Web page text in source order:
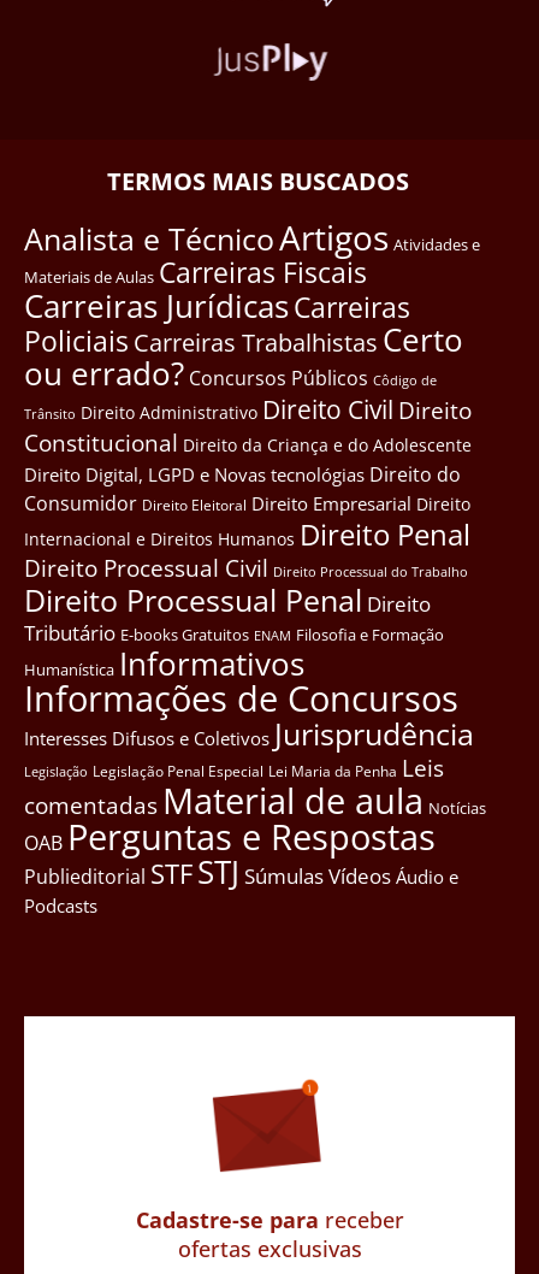
TERMOS MAIS BUSCADOS
Analista e TécnicoArtigos Atividades e
Materiais de Aulas Carreiras Fiscais
Carreiras JurídicasCarreiras
Policiais Carreiras Trabalhistas Certo
ou errado? Concursos Públicos Côdigo de
Trânsito Direito Administrativo Direito Civil Direito
Constitucional Direito da Criança e do Adolescente
Direito Digital, LGPD e Novas tecnológias Direito do
Consumidor Direito Eleitoral Direito Empresarial Direito
Internacional e Direitos Humanos Direito Penal
Direito Processual Civil Direito Processual do Trabalho
Direito Processual Penal Direito
Tributário E-books Gratuitos ENAM Filosofia e Formação
Humanística Informativos
Informações de Concursos
Interesses Difusos e Coletivos Jurisprudência
Legislação Legislação Penal Especial Lei Maria da Penha Leis
comentadas Material de aula Notícias
OAB Perguntas e Respostas
Publieditorial STFSTJ SúmulasVídeos Áudio e
Podcasts
Cadastre-se para receber
ofertas exclusivas